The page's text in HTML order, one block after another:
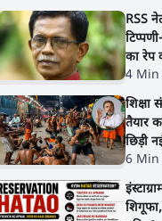
RSS
का रेप
4 Min
शिक्षा
तैयार
छिड़ी
6 Min